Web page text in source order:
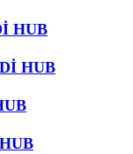
HUB
HUB